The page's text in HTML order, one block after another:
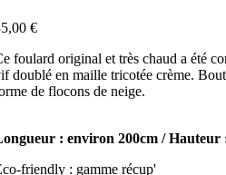
€
foulard original et très chaud a été
doublé en maille tricotée crème.
de flocons de neige.
: environ 200cm / Hauteur
friendly : gamme récup'